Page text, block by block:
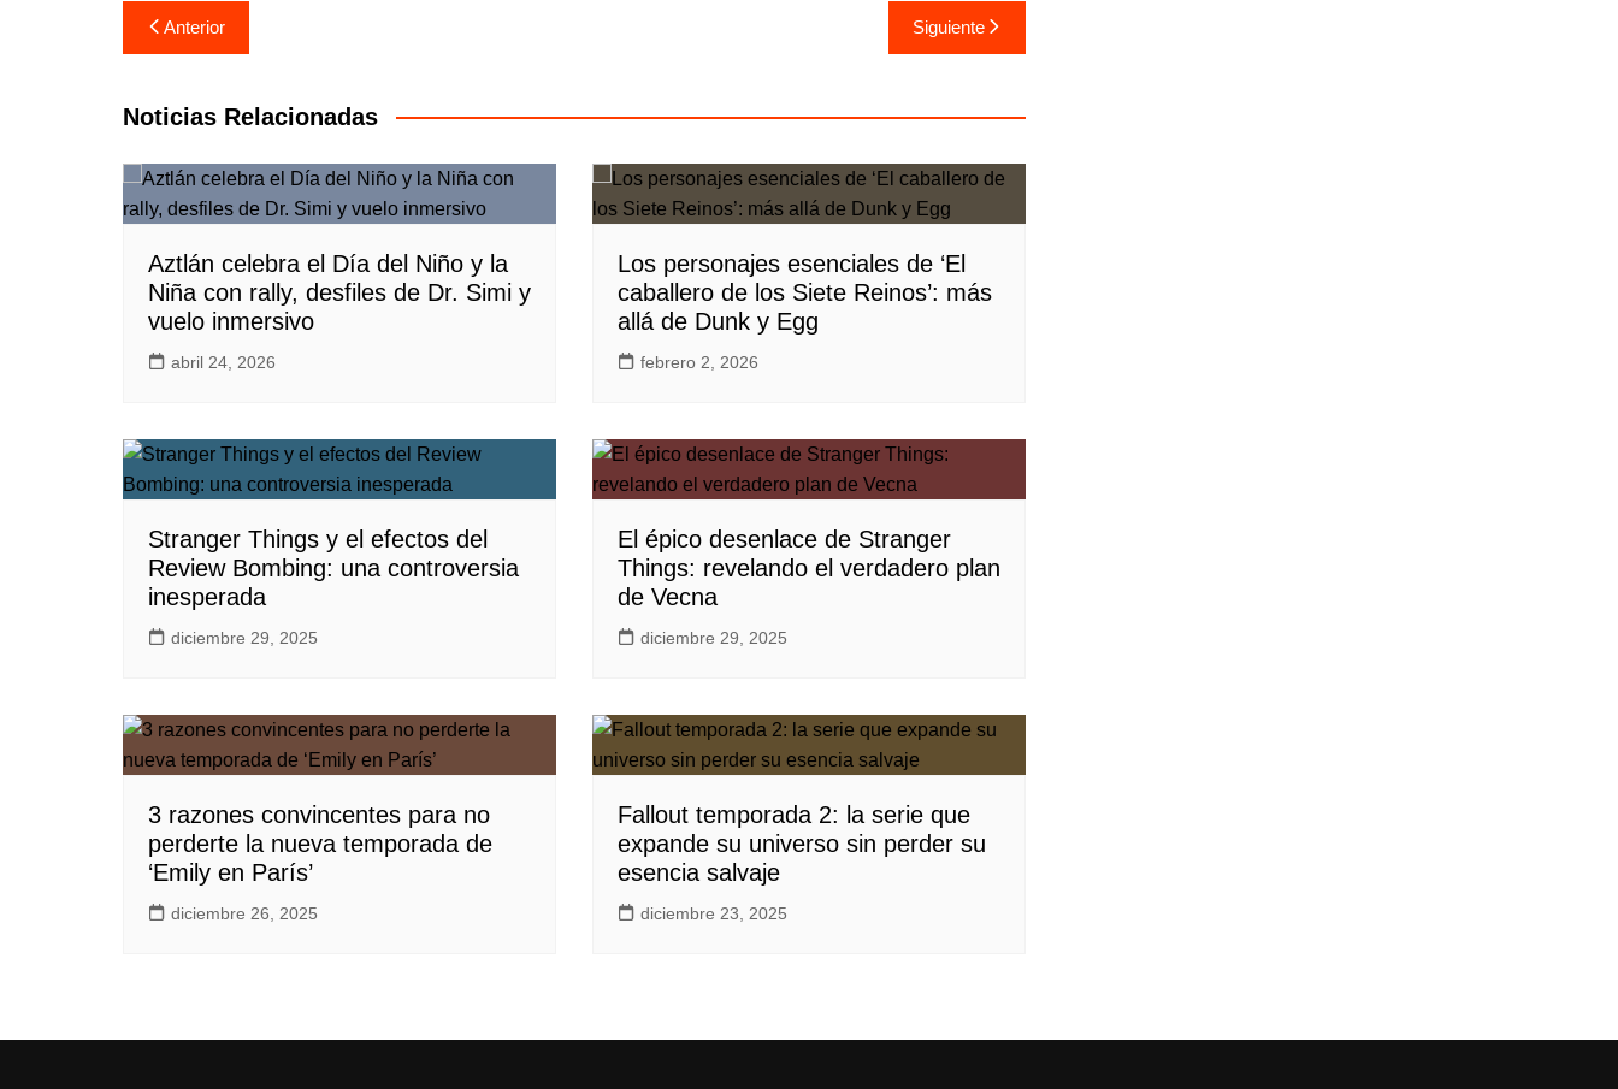
Navegación
de
entradas
Anterior Siguiente
Noticias Relacionadas
Aztlán celebra el Día del Niño y la
Niña con rally, desfiles de Dr. Simi y
vuelo inmersivo
abril 24, 2026
Los personajes esenciales de ‘El
caballero de los Siete Reinos’: más
allá de Dunk y Egg
febrero 2, 2026
Stranger Things y el efectos del
Review Bombing: una controversia
inesperada
diciembre 29, 2025
El épico desenlace de Stranger
Things: revelando el verdadero plan
de Vecna
diciembre 29, 2025
3 razones convincentes para no
perderte la nueva temporada de
‘Emily en París’
diciembre 26, 2025
Fallout temporada 2: la serie que
expande su universo sin perder su
esencia salvaje
diciembre 23, 2025